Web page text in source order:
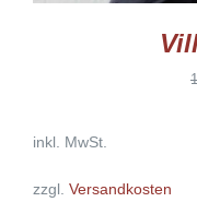
inkl. MwSt.
zzgl. Versandkosten